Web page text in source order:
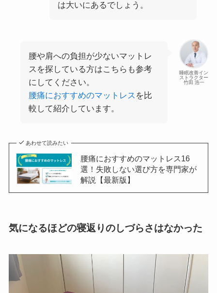
は大いにあるでしょう。
睡眠改善イン
ストラクター
竹田 浩一
腰や肩への負担が少ないマットレ
スを探している方はこちらも参考
にしてください。
腰痛におすすめのマットレス を比
較して紹介しています。
あわせて読みたい
腰痛におすすめのマットレス16
選！失敗しない選び方を専門家が
解説【最新版】
気になるほどの寝返りのしづらさはなかった